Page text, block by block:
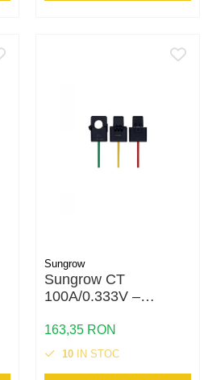
Sungrow
Sungrow CT
100A/0.333V –
Curent Precizie
Ridicată
163,35 RON
10 IN STOC